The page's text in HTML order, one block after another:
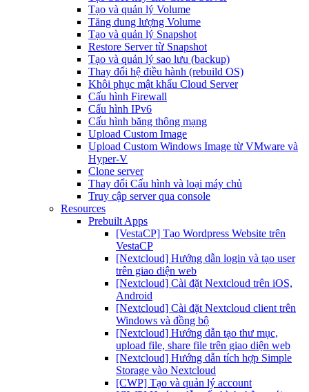
Tạo và quản lý Volume
Tăng dung lượng Volume
Tạo và quản lý Snapshot
Restore Server từ Snapshot
Tạo và quản lý sao lưu (backup)
Thay đổi hệ điều hành (rebuild OS)
Khôi phục mật khẩu Cloud Server
Cấu hình Firewall
Cấu hình IPv6
Cấu hình băng thông mạng
Upload Custom Image
Upload Custom Windows Image từ VMware và
Hyper-V
Clone server
Thay đổi Cấu hình và loại máy chủ
Truy cập server qua console
Resources
Prebuilt Apps
[VestaCP] Tạo Wordpress Website trên
VestaCP
[Nextcloud] Hướng dẫn login và tạo user
trên giao diện web
[Nextcloud] Cài đặt Nextcloud trên iOS,
Android
[Nextcloud] Cài đặt Nextcloud client trên
Windows và đồng bộ
[Nextcloud] Hướng dẫn tạo thư mục,
upload file, share file trên giao diện web
[Nextcloud] Hướng dẫn tích hợp Simple
Storage vào Nextcloud
[CWP] Tạo và quản lý account